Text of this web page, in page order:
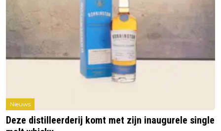
Nieuws
Deze distilleerderij komt met zijn inaugurele single